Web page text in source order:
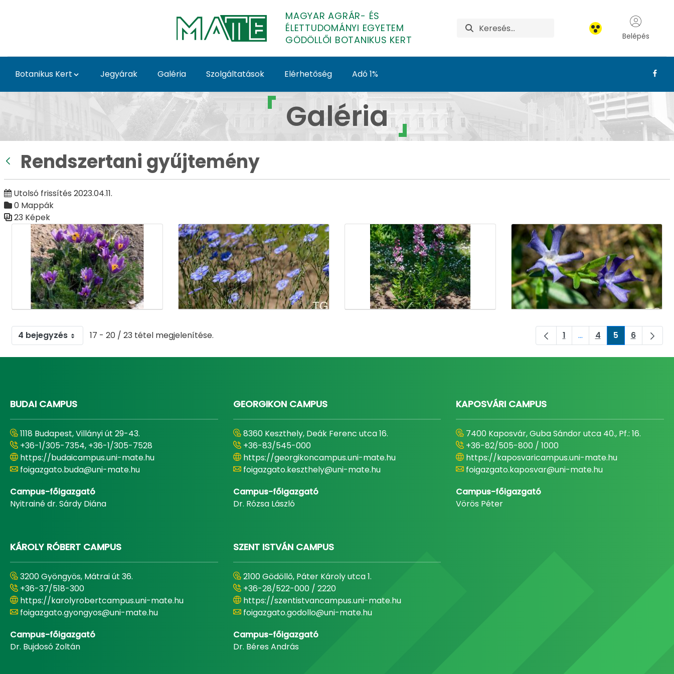
MAGYAR AGRÁR- ÉS
ÉLETTUDOMÁNYI EGYETEM
GÖDÖLLŐI BOTANIKUS KERT
Belépés
Botanikus Kert Jegyárak Galéria Szolgáltatások Elérhetőség Adó 1%
Rendszertani gyűjtemény - Galéria - Gödöllői Botanikus Kert
Galéria
Rendszertani gyűjtemény
Utolsó frissítés 2023.04.11.
0 Mappák
23 Képek
Médiatár
4 bejegyzés 17 - 20 / 23 tétel megjelenítése. Oldal
1 ...Köztes oldalak
Oldal
4 Oldal
5 Oldal
6
BUDAI CAMPUS
1118 Budapest, Villányi út 29-43.
+36-1/305-7354, +36-1/305-7528
https://budaicampus.uni-mate.hu
foigazgato.buda@uni-mate.hu
Campus-főigazgató
Nyitrainé dr. Sárdy Diána
GEORGIKON CAMPUS
8360 Keszthely, Deák Ferenc utca 16.
+36-83/545-000
https://georgikoncampus.uni-mate.hu
foigazgato.keszthely@uni-mate.hu
Campus-főigazgató
Dr. Rózsa László
KAPOSVÁRI CAMPUS
7400 Kaposvár, Guba Sándor utca 40., Pf.: 16.
+36-82/505-800 / 1000
https://kaposvaricampus.uni-mate.hu
foigazgato.kaposvar@uni-mate.hu
Campus-főigazgató
Vörös Péter
KÁROLY RÓBERT CAMPUS
3200 Gyöngyös, Mátrai út 36.
+36-37/518-300
https://karolyrobertcampus.uni-mate.hu
foigazgato.gyongyos@uni-mate.hu
Campus-főigazgató
Dr. Bujdosó Zoltán
SZENT ISTVÁN CAMPUS
2100 Gödöllő, Páter Károly utca 1.
+36-28/522-000 / 2220
https://szentistvancampus.uni-mate.hu
foigazgato.godollo@uni-mate.hu
Campus-főigazgató
Dr. Béres András